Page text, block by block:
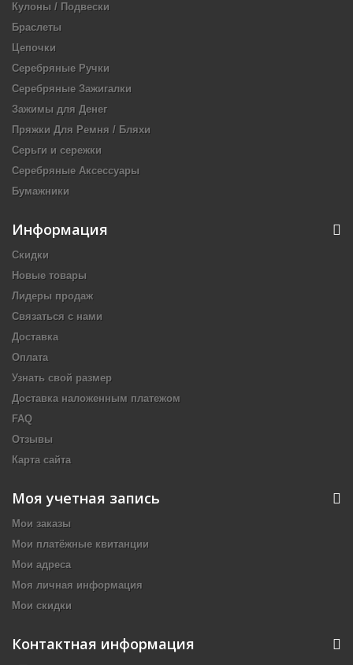
Кулоны / Подвески
Браслеты
Цепочки
Серебряные Ручки
Серебряные Зажигалки
Зажимы для Денег
Пряжки Для Ремня / Бляхи
Серьги и сережки
Серебряные Аксессуары
Бумажники
Информация
Скидки
Новые товары
Лидеры продаж
Связаться с нами
Доставка
Оплата
Узнать свой размер
Доставка наложенным платежом
FAQ
Отзывы
Карта сайта
Моя учетная запись
Мои заказы
Мои платёжные квитанции
Мои адреса
Моя личная информация
Мои скидки
Контактная информация